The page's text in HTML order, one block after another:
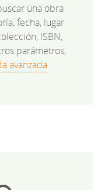
una obra
fecha, lugar
ISBN,
parámetros,
avanzada.